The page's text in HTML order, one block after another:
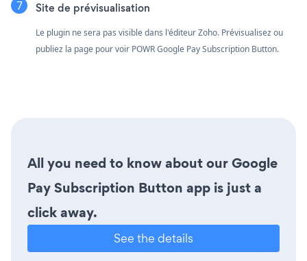
Site de prévisualisation
Le plugin ne sera pas visible dans l'éditeur Zoho. Prévisualisez ou
publiez la page pour voir POWR Google Pay Subscription Button.
All you need to know about our Google
Pay Subscription Button app is just a
click away.
See the details